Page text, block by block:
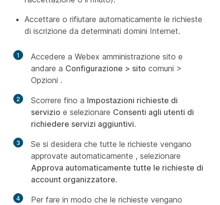
Accettare o rifiutare automaticamente le richieste
di iscrizione da determinati domini Internet.
1
Accedere a Webex amministrazione sito e
andare a Configurazione > sito comuni >
Opzioni .
2 Scorrere fino a Impostazioni richieste di
servizio e selezionare Consenti agli utenti di
richiedere servizi aggiuntivi.
3
Se si desidera che tutte le richieste vengano
approvate automaticamente , selezionare
Approva automaticamente tutte le richieste di
account organizzatore.
4
Per fare in modo che le richieste vengano